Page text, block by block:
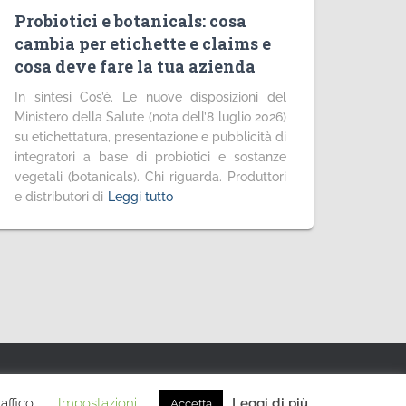
Probiotici e botanicals: cosa
cambia per etichette e claims e
cosa deve fare la tua azienda
In sintesi Cos’è. Le nuove disposizioni del
Ministero della Salute (nota dell’8 luglio 2026)
su etichettatura, presentazione e pubblicità di
integratori a base di probiotici e sostanze
vegetali (botanicals). Chi riguarda. Produttori
e distributori di Leggi tutto
Hestia | Sviluppato da